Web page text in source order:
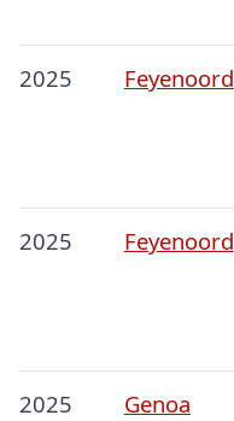
2025 Feyenoord
2025 Feyenoord
2025 Genoa